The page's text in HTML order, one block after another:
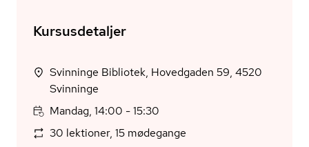
Kursusdetaljer
Svinninge Bibliotek, Hovedgaden 59, 4520
Svinninge
Mandag, 14:00 - 15:30
30 lektioner, 15 mødegange